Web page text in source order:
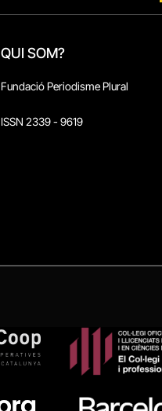
QUI SOM?
Fundació Periodisme Plural
ISSN 2339 - 9619